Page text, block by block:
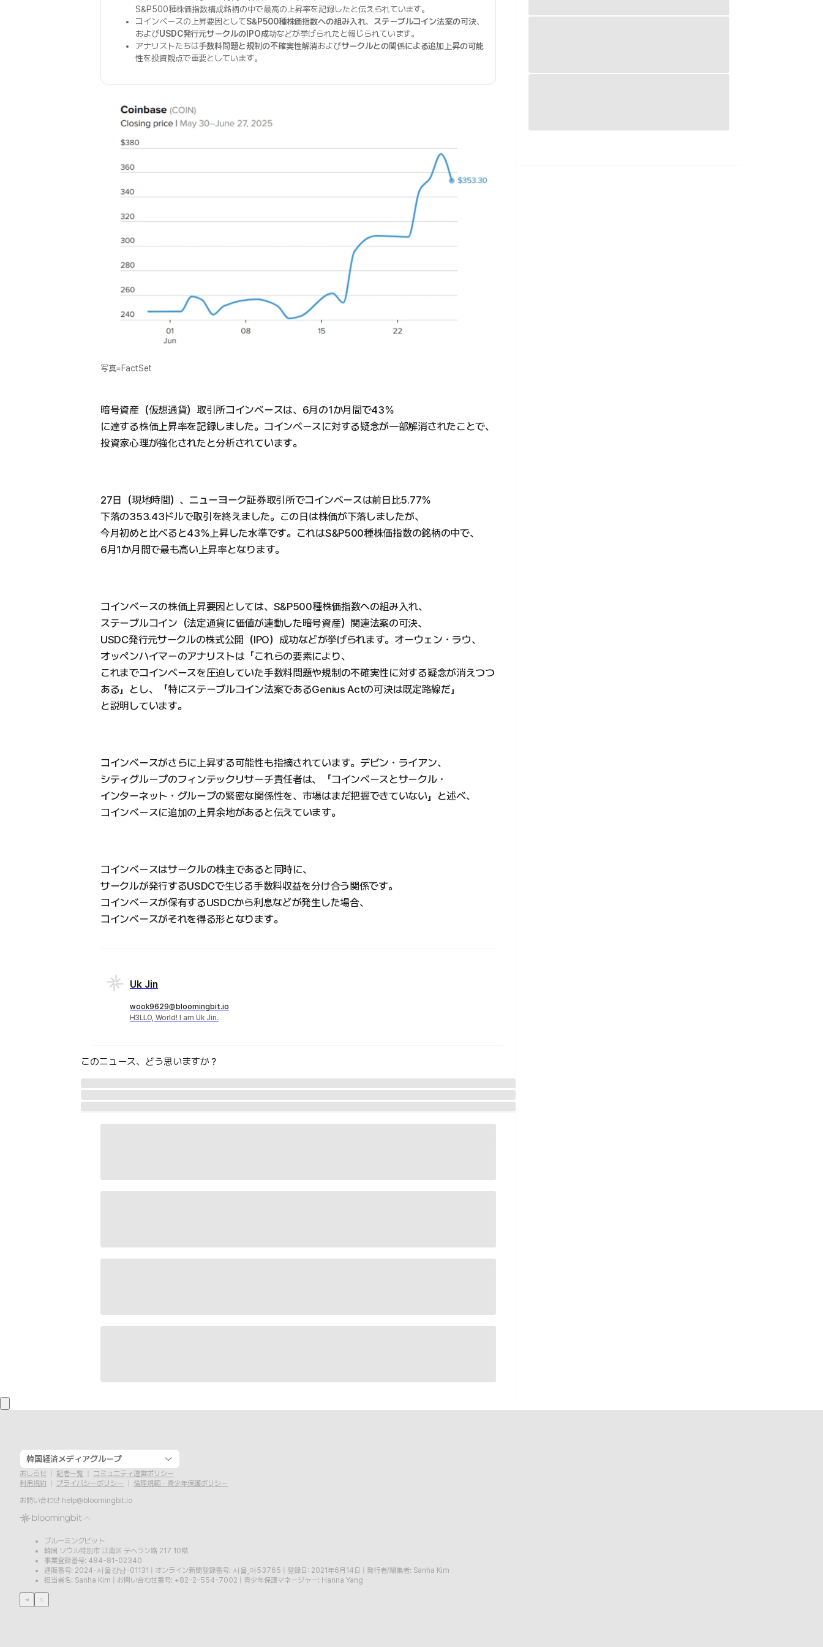
S&P500種株価指数構成銘柄の中で最高の上昇率を記録したと伝えられています。
コインベースの上昇要因としてS&P500種株価指数への組み入れ、 ステーブルコイン法案の可決、
およびUSDC発行元サークルのIPO成功などが挙げられたと報じられています。
アナリストたちは手数料問題と規制の不確実性解消およびサークルとの関係による追加上昇の可能
性を投資観点で重要としています。
写真=FactSet
暗号資産（仮想通貨）取引所コインベースは、6月の1か月間で43％
に達する株価上昇率を記録しました。コインベースに対する疑念が一部解消されたことで、
投資家心理が強化されたと分析されています。
27日（現地時間）、ニューヨーク証券取引所でコインベースは前日比5.77％
下落の353.43ドルで取引を終えました。この日は株価が下落しましたが、
今月初めと比べると43％上昇した水準です。これはS&P500種株価指数の銘柄の中で、
6月1か月間で最も高い上昇率となります。
コインベースの株価上昇要因としては、S&P500種株価指数への組み入れ、
ステーブルコイン（法定通貨に価値が連動した暗号資産）関連法案の可決、
USDC発行元サークルの株式公開（IPO）成功などが挙げられます。オーウェン・ラウ、
オッペンハイマーのアナリストは「これらの要素により、
これまでコインベースを圧迫していた手数料問題や規制の不確実性に対する疑念が消えつつ
ある」とし、「特にステーブルコイン法案であるGenius Actの可決は既定路線だ」
と説明しています。
コインベースがさらに上昇する可能性も指摘されています。デビン・ライアン、
シティグループのフィンテックリサーチ責任者は、「コインベースとサークル・
インターネット・グループの緊密な関係性を、市場はまだ把握できていない」と述べ、
コインベースに追加の上昇余地があると伝えています。
コインベースはサークルの株主であると同時に、
サークルが発行するUSDCで生じる手数料収益を分け合う関係です。
コインベースが保有するUSDCから利息などが発生した場合、
コインベースがそれを得る形となります。
Uk Jin
wook9629@bloomingbit.io
H3LLO, World! I am Uk Jin.
このニュース、どう思いますか？
韓国経済メディアグループ
おしらせ 記者一覧
コミュニティ運営ポリシー
利用規約
プライバシーポリシー
倫理規範・青少年保護ポリシー
お問い合わせ help@bloomingbit.io
ブルーミングビット
韓国 ソウル特別市 江南区 テヘラン路 217 10階
事業登録番号: 484-81-02340
通販番号: 2024-서울강남-01131
オンライン新聞登録番号: 서울,아53765 登録日: 2021年6月14日
発行者/編集者: Sanha Kim
担当者名: Sanha Kim
お問い合わせ番号: +82-2-554-7002 青少年保護マネージャー: Hanna Yang